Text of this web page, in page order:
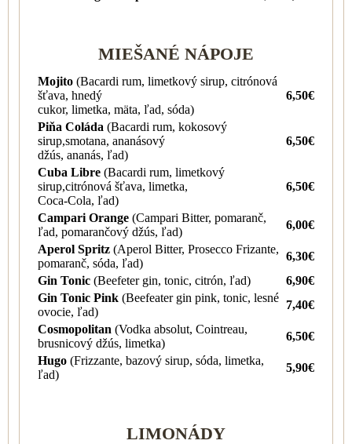
MIEŠANÉ NÁPOJE
Mojito (Bacardi rum, limetkový sirup, citrónová
šťava, hnedý
cukor, limetka, mäta, ľad, sóda)
6,50€
Piňa Coláda (Bacardi rum, kokosový
sirup,smotana, ananásový
džús, ananás, ľad)
6,50€
Cuba Libre (Bacardi rum, limetkový
sirup,citrónová šťava, limetka,
Coca-Cola, ľad)
6,50€
Campari Orange (Campari Bitter, pomaranč,
ľad, pomarančový džús, ľad)
6,00€
Aperol Spritz (Aperol Bitter, Prosecco Frizante,
pomaranč, sóda, ľad)
6,30€
Gin Tonic (Beefeter gin, tonic, citrón, ľad)
6,90€
Gin Tonic Pink (Beefeater gin pink, tonic, lesné
ovocie, ľad)
7,40€
Cosmopolitan (Vodka absolut, Cointreau,
brusnicový džús, limetka)
6,50€
Hugo (Frizzante, bazový sirup, sóda, limetka,
ľad)
5,90€
LIMONÁDY